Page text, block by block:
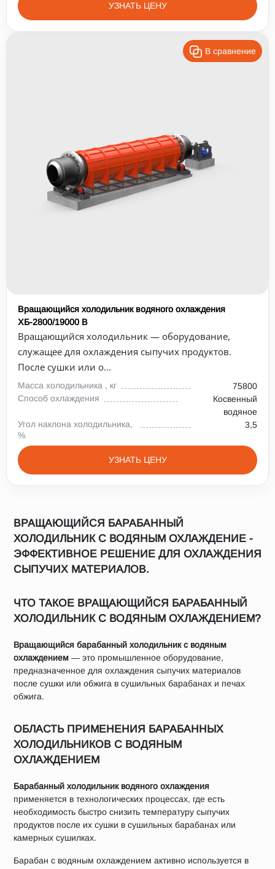
УЗНАТЬ ЦЕНУ
В сравнение
Вращающийся холодильник водяного охлаждения
ХБ-2800/19000 В
Вращающийся холодильник — оборудование,
служащее для охлаждения сыпучих продуктов.
После сушки или о...
Масса холодильника , кг
75800
Способ охлаждения
Косвенный
водяное
Угол наклона холодильника,
%
3,5
УЗНАТЬ ЦЕНУ
ВРАЩАЮЩИЙСЯ БАРАБАННЫЙ
ХОЛОДИЛЬНИК С ВОДЯНЫМ ОХЛАЖДЕНИЕ -
ЭФФЕКТИВНОЕ РЕШЕНИЕ ДЛЯ ОХЛАЖДЕНИЯ
СЫПУЧИХ МАТЕРИАЛОВ.
ЧТО ТАКОЕ ВРАЩАЮЩИЙСЯ БАРАБАННЫЙ
ХОЛОДИЛЬНИК С ВОДЯНЫМ ОХЛАЖДЕНИЕМ?
Вращающийся барабанный холодильник с водяным
охлаждением — это промышленное оборудование,
предназначенное для охлаждения сыпучих материалов
после сушки или обжига в сушильных барабанах и печах
обжига.
ОБЛАСТЬ ПРИМЕНЕНИЯ БАРАБАННЫХ
ХОЛОДИЛЬНИКОВ С ВОДЯНЫМ
ОХЛАЖДЕНИЕМ
Барабанный холодильник водяного охлаждения
применяется в технологических процессах, где есть
необходимость быстро снизить температуру сыпучих
продуктов после их сушки в сушильных барабанах или
камерных сушилках.
Барабан с водяным охлаждением активно используется в